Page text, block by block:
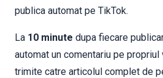
publica automat pe TikTok.
La 10 minute dupa fiecare
automat un comentariu pe propriul
trimite catre articolul complet de